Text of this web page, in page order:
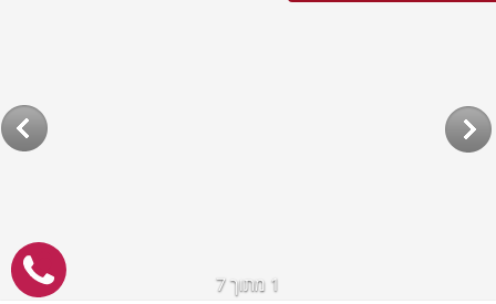
1 מתוך 7